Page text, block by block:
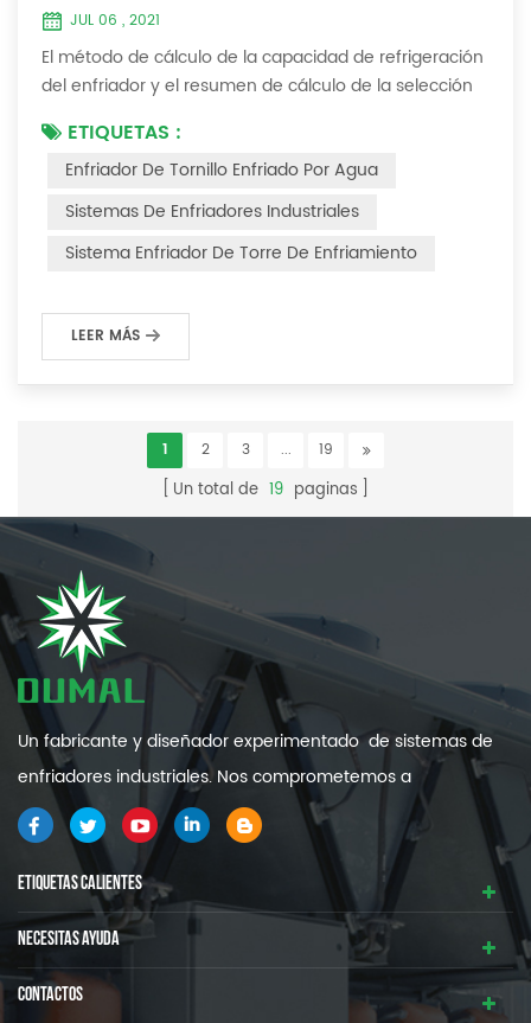
JUL 06 , 2021
El método de cálculo de la capacidad de refrigeración
del enfriador y el resumen de cálculo de la selección
el enfriador de tornillo más adecuados ? De hecho,
existe una fórmula de selección simple: Capacidad
frigorífica = caudal de agua enfriada * 4,187 *
flujo de agua enfriada se refier...
ETIQUETAS :
Enfriador De Tornillo Enfriado Por Agua
Sistemas De Enfriadores Industriales
Sistema Enfriador De Torre De Enfriamiento
LEER MÁS
1 2 3 ... 19
Un total de 19 paginas
Un fabricante y diseñador experimentado de sistemas de
enfriadores industriales. Nos comprometemos a
proporcionarle sistemas de refrigeración industrial de alta
calidad y eficiencia .
ETIQUETAS CALIENTES
NECESITAS AYUDA
CONTACTOS